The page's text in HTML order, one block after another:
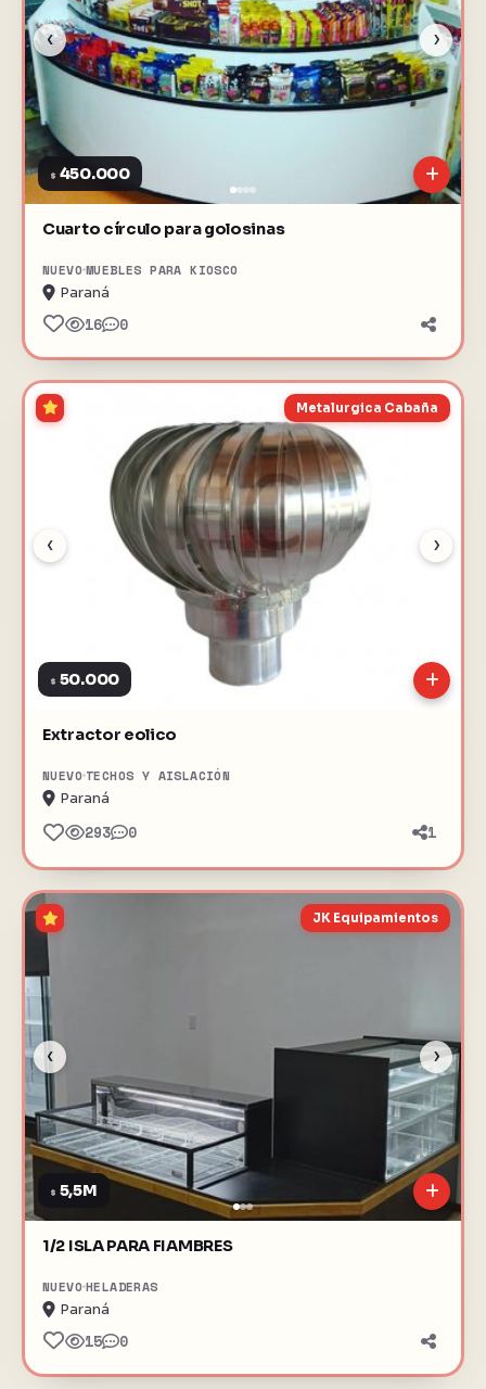
‹ ›
$ 450.000
Cuarto círculo para golosinas
NUEVO MUEBLES PARA KIOSCO
Paraná
16 0
‹ ›
Metalurgica Cabaña
$ 50.000
Extractor eolico
NUEVO TECHOS Y AISLACIÓN
Paraná
293 0 1
‹ ›
JK Equipamientos
$ 5,5M
1/2 ISLA PARA FIAMBRES
NUEVO HELADERAS
Paraná
15 0